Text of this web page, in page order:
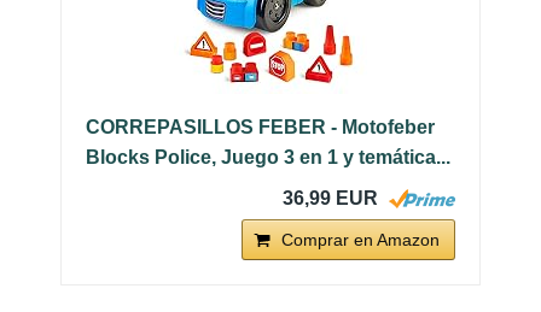
CORREPASILLOS FEBER - Motofeber
Blocks Police, Juego 3 en 1 y temática...
36,99 EUR
Comprar en Amazon